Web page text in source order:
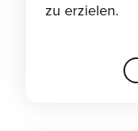
zu erzielen.